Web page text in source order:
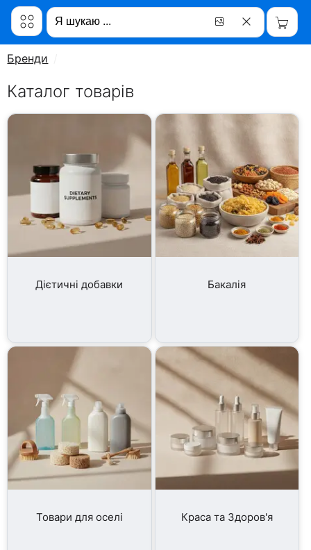
Бренди
Каталог товарів
Дієтичні добавки Бакалія
Товари для оселі Краса та Здоров'я